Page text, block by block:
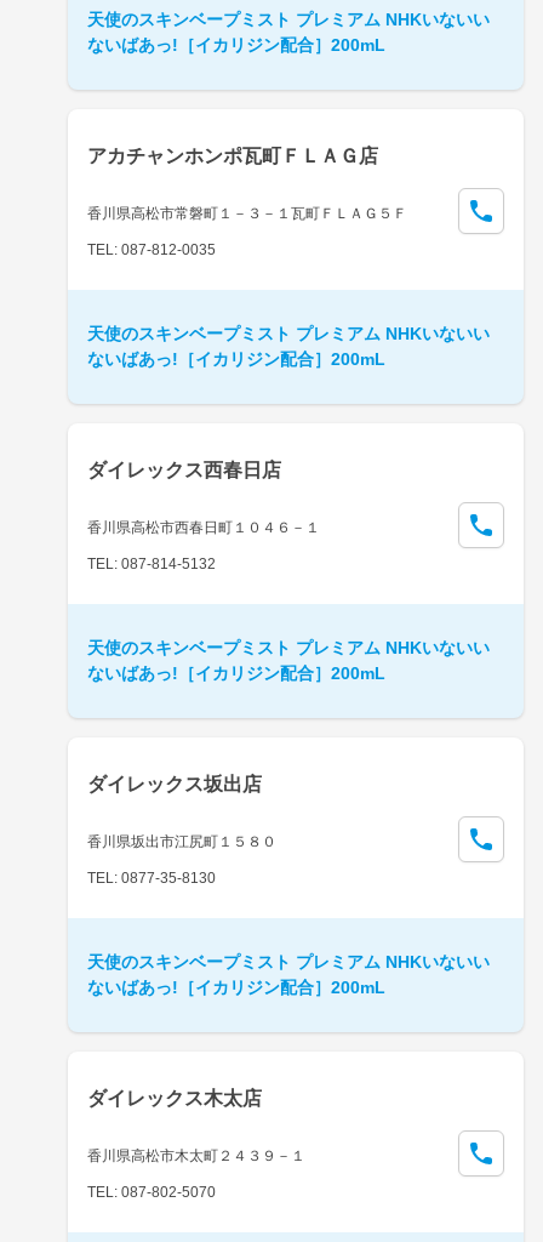
天使のスキンベープミスト プレミアム NHKいないい
ないばあっ!［イカリジン配合］200mL
アカチャンホンポ瓦町ＦＬＡＧ店
香川県高松市常磐町１－３－１瓦町ＦＬＡＧ５Ｆ
TEL: 087-812-0035
天使のスキンベープミスト プレミアム NHKいないい
ないばあっ!［イカリジン配合］200mL
ダイレックス西春日店
香川県高松市西春日町１０４６－１
TEL: 087-814-5132
天使のスキンベープミスト プレミアム NHKいないい
ないばあっ!［イカリジン配合］200mL
ダイレックス坂出店
香川県坂出市江尻町１５８０
TEL: 0877-35-8130
天使のスキンベープミスト プレミアム NHKいないい
ないばあっ!［イカリジン配合］200mL
ダイレックス木太店
香川県高松市木太町２４３９－１
TEL: 087-802-5070